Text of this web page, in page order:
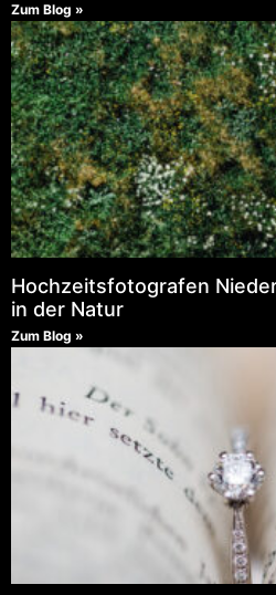
Zum Blog »
Hochzeitsfotografen
in der Natur
Zum Blog »